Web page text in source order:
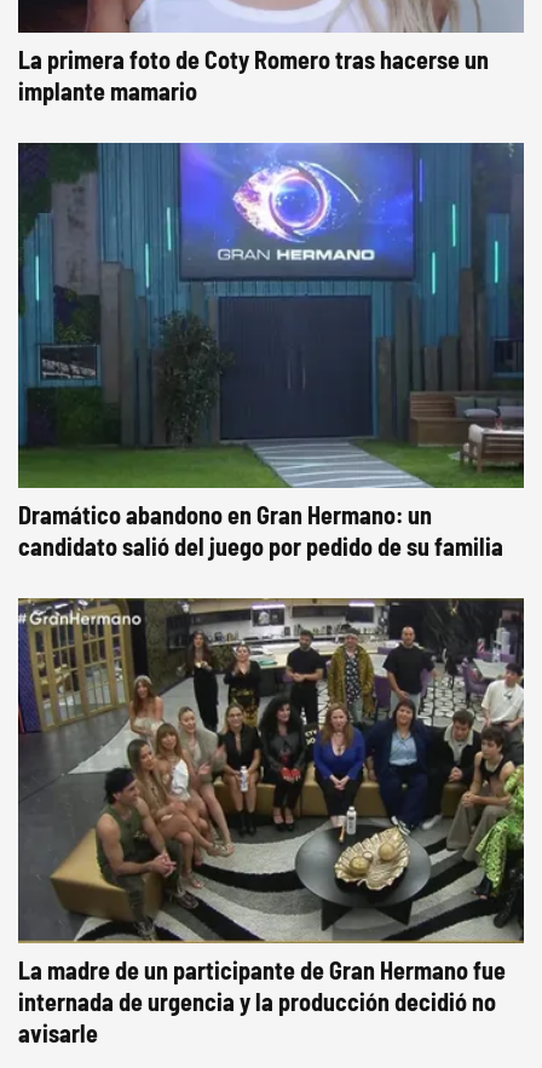
La primera foto de Coty Romero tras hacerse un
implante mamario
Dramático abandono en Gran Hermano: un
candidato salió del juego por pedido de su familia
La madre de un participante de Gran Hermano fue
internada de urgencia y la producción decidió no
avisarle